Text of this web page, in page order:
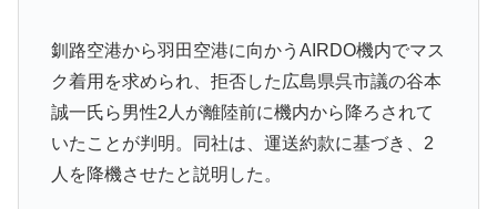
釧路空港から羽田空港に向かうAIRDO機内でマス
ク着用を求められ、拒否した広島県呉市議の谷本
誠一氏ら男性2人が離陸前に機内から降ろされて
いたことが判明。同社は、運送約款に基づき、2
人を降機させたと説明した。